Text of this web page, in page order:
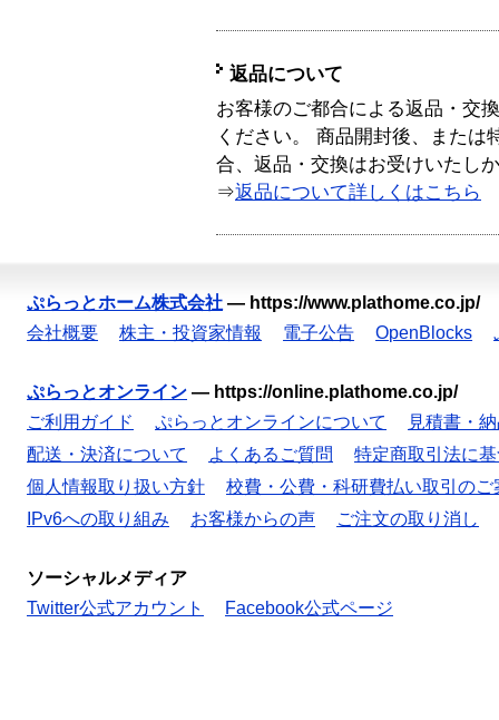
返品について
お客様のご都合による返品・交
ください。 商品開封後、または
合、返品・交換はお受けいたし
⇒返品について詳しくはこちら
ぷらっとホーム株式会社 — https://www.plathome.co.jp/
会社概要
株主・投資家情報 電子公告 OpenBlocks
ぷらっとオンライン — https://online.plathome.co.jp/
ご利用ガイド
ぷらっとオンラインについて
見積書・
配送・決済について
よくあるご質問
特定商取引法に
個人情報取り扱い方針
校費・公費・科研費払い取引のご
IPv6への取り組み
お客様からの声 ご注文の取り消し
ソーシャルメディア
Twitter公式アカウント
Facebook公式ページ